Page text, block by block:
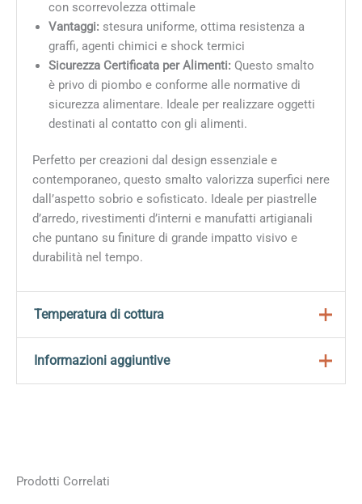
con scorrevolezza ottimale
Vantaggi: stesura uniforme, ottima resistenza a
graffi, agenti chimici e shock termici
Sicurezza Certificata per Alimenti: Questo smalto
è privo di piombo e conforme alle normative di
sicurezza alimentare. Ideale per realizzare oggetti
destinati al contatto con gli alimenti.
Perfetto per creazioni dal design essenziale e
contemporaneo, questo smalto valorizza superfici nere
dall’aspetto sobrio e sofisticato. Ideale per piastrelle
d’arredo, rivestimenti d’interni e manufatti artigianali
che puntano su finiture di grande impatto visivo e
durabilità nel tempo.
Temperatura di cottura
Si consiglia di cuocere tra i 1200°C e i 1300°C per
Informazioni aggiuntive
Formato
Prodotti Correlati